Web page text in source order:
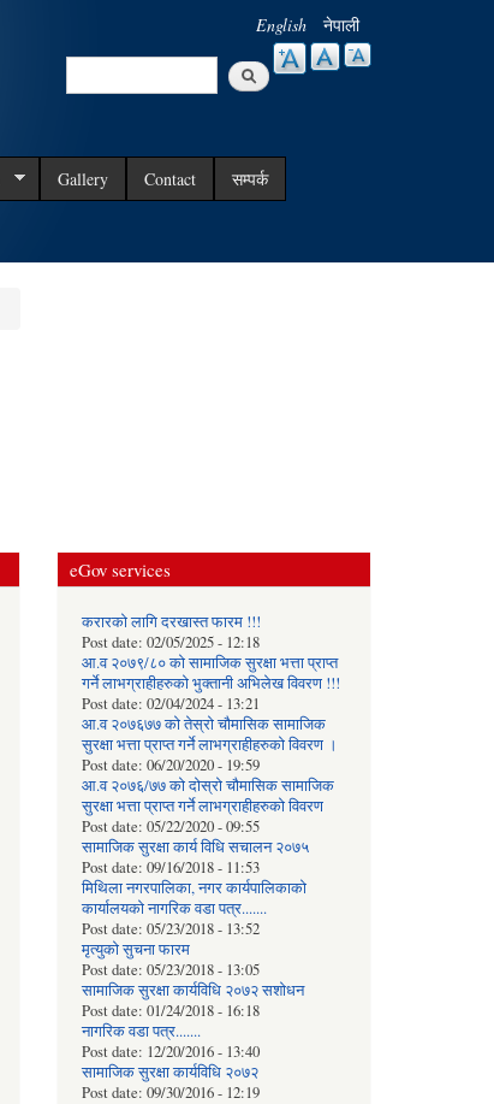
English नेपाली
Search
Gallery Contact
सम्पर्क
eGov services
करारको लागि दरखास्त फारम !!!
Post date: 02/05/2025 - 12:18
आ.व २०७९/८० को सामाजिक सुरक्षा भत्ता प्राप्त
गर्ने लाभग्राहीहरुको भुक्तानी अभिलेख विवरण !!!
Post date: 02/04/2024 - 13:21
आ.व २०७६७७ को तेस्रो चौमासिक सामाजिक
सुरक्षा भत्ता प्राप्त गर्ने लाभग्राहीहरुको विवरण ।
Post date: 06/20/2020 - 19:59
आ.व २०७६/७७ को दोस्रो चौमासिक सामाजिक
सुरक्षा भत्ता प्राप्त गर्ने लाभग्राहीहरुको विवरण
Post date: 05/22/2020 - 09:55
सामाजिक सुरक्षा कार्य विधि स‌चालन २०७५
Post date: 09/16/2018 - 11:53
मिथिला नगरपालिका, नगर कार्यपालिकाको
कार्यालयकाे नागरिक वडा पत्र.......
Post date: 05/23/2018 - 13:52
मृत्युको सुचना फारम
Post date: 05/23/2018 - 13:05
सामाजिक सुरक्षा कार्यविधि २०७२ स‌शाेधन
Post date: 01/24/2018 - 16:18
नागरिक वडा पत्र.......
Post date: 12/20/2016 - 13:40
सामाजिक सुरक्षा कार्यविधि २०७२
Post date: 09/30/2016 - 12:19